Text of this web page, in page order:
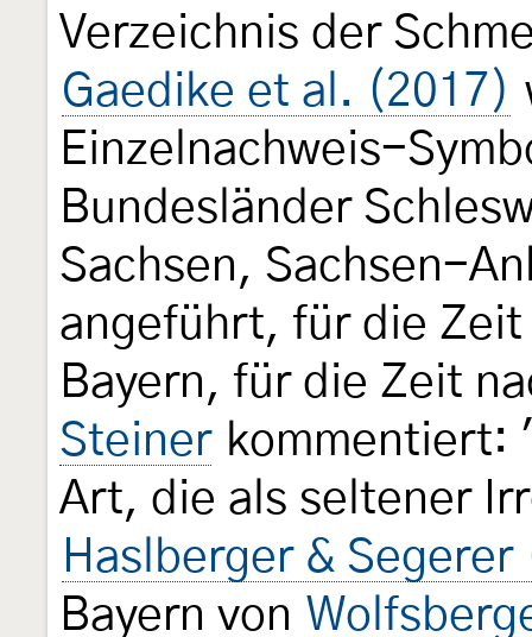
Verzeichnis der
Gaedike et al. (2017)
Einzelnachweis-
Bundesländer
Sachsen, Sachsen-
angeführt, für die
Bayern, für die Zeit
Steiner kommentiert:
Art, die als seltener
Haslberger &
Bayern von